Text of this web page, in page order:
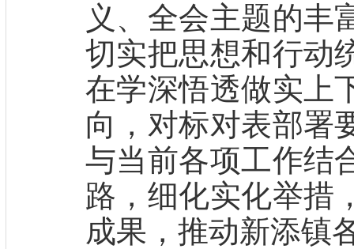
义、全会主题的丰
切实把思想和行动
在学深悟透做实上
向，对标对表部署
与当前各项工作结
路，细化实化举措
成果，推动新添镇